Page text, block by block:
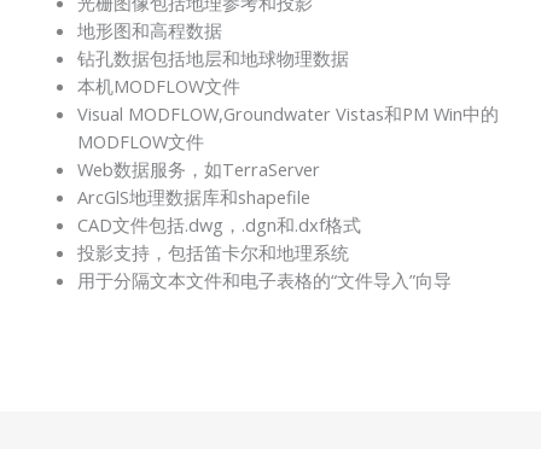
地形图和高程数据
钻孔数据包括地层和地球物理数据
本机MODFLOW文件
Visual MODFLOW,Groundwater Vistas和PM Win中的
MODFLOW文件
Web数据服务，如TerraServer
ArcGlS地理数据库和shapefile
CAD文件包括.dwg，.dgn和.dxf格式
投影支持，包括笛卡尔和地理系统
用于分隔文本文件和电子表格的“文件导入”向导